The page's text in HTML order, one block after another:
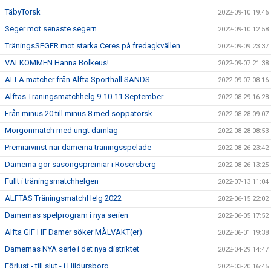
TäbyTorsk 2022-09-10 19:46
Seger mot senaste segern 2022-09-10 12:58
TräningsSEGER mot starka Ceres på fredagkvällen 2022-09-09 23:37
VÄLKOMMEN Hanna Bolkeus! 2022-09-07 21:38
ALLA matcher från Alfta Sporthall SÄNDS 2022-09-07 08:16
Alftas Träningsmatchhelg 9-10-11 September 2022-08-29 16:28
Från minus 20 till minus 8 med soppatorsk 2022-08-28 09:07
Morgonmatch med ungt damlag 2022-08-28 08:53
Premiärvinst när damerna träningsspelade 2022-08-26 23:42
Damerna gör säsongspremiär i Rosersberg 2022-08-26 13:25
Fullt i träningsmatchhelgen 2022-07-13 11:04
ALFTAS TräningsmatchHelg 2022 2022-06-15 22:02
Damernas spelprogram i nya serien 2022-06-05 17:52
Alfta GIF HF Damer söker MÅLVAKT(er) 2022-06-01 19:38
Damernas NYA serie i det nya distriktet 2022-04-29 14:47
Förlust - till slut - i Hildursborg